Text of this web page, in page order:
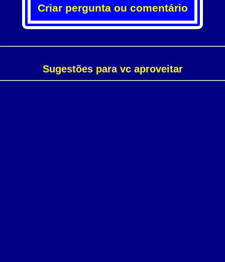
Criar pergunta ou comentário
Sugestões para vc aproveitar